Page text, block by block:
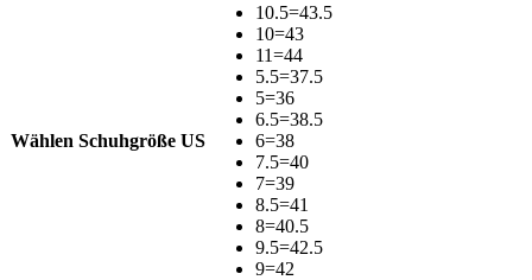
Wählen Schuhgröße US
10.5=43.5
10=43
11=44
5.5=37.5
5=36
6.5=38.5
6=38
7.5=40
7=39
8.5=41
8=40.5
9.5=42.5
9=42